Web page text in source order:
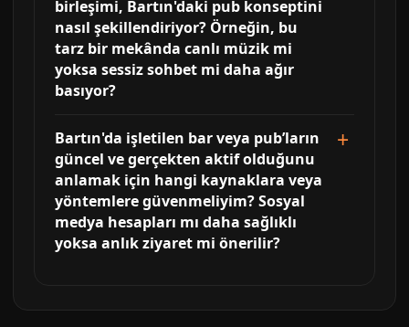
birleşimi, Bartın'daki pub konseptini
nasıl şekillendiriyor? Örneğin, bu
tarz bir mekânda canlı müzik mi
yoksa sessiz sohbet mi daha ağır
basıyor?
Bartın'da işletilen bar veya pub’ların
güncel ve gerçekten aktif olduğunu
anlamak için hangi kaynaklara veya
yöntemlere güvenmeliyim? Sosyal
medya hesapları mı daha sağlıklı
yoksa anlık ziyaret mi önerilir?